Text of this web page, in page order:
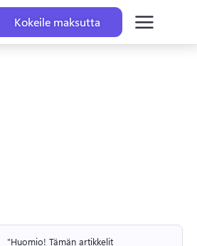
Kokeile maksutta
"Huomio! Tämän artikkelit